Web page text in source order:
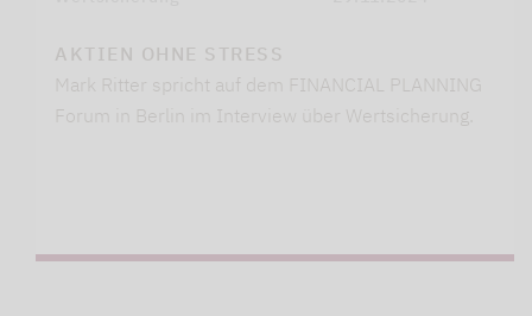
AKTIEN OHNE STRESS
Mark Ritter spricht auf dem FINANCIAL PLANNING
Forum in Berlin im Interview über Wertsicherung.